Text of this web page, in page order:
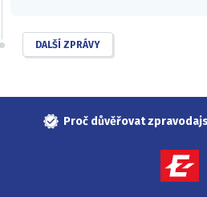
DALŠÍ ZPRÁVY
Proč důvěřovat